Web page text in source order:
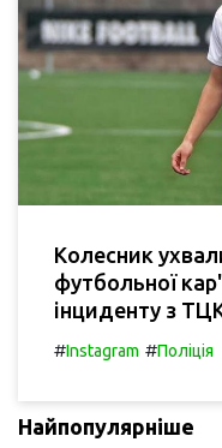
Колесник
футбольної
інциденту з
#Instagram #Поліція
Найпопулярніше